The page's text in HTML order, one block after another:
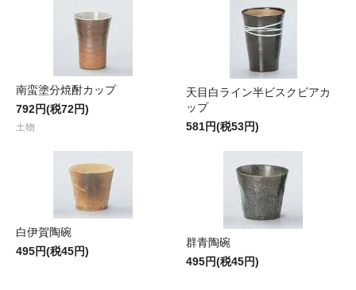
南蛮塗分焼酎カップ
792円(税72円)
土物
天目白ライン半ビスクビアカ
ップ
581円(税53円)
白伊賀陶碗
495円(税45円)
群青陶碗
495円(税45円)